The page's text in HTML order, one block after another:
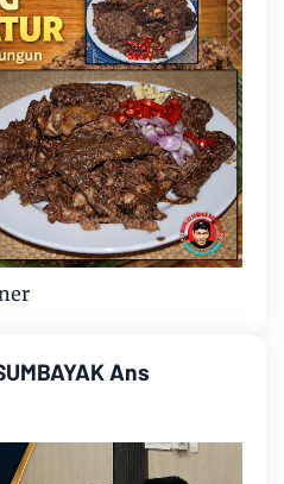
Ans